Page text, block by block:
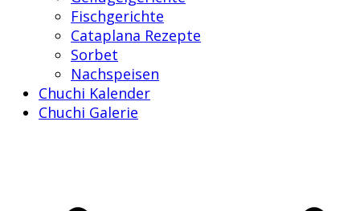
Fischgerichte
Cataplana Rezepte
Sorbet
Nachspeisen
Chuchi Kalender
Chuchi Galerie